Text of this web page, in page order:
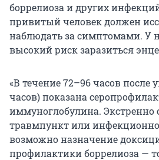
боррелиоза и других
привитый человек должен
наблюдать за симптомами. У
высокий риск заразиться
«В течение 72–96 часов после
часов) показана
иммуноглобулина. Экстренно
травмпункт или
возможно назначение
профилактики боррелиоза —